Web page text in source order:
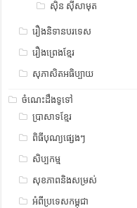
ស៊ិន ស៊ីសាមុត
រឿងនិទានបរទេស
រឿងព្រេងខ្មែរ
សុភាសិតអធិប្បាយ
ចំណេះដឹងទូទៅ
ប្រាសាទខ្មែរ
ពិធីបុណ្យផ្សេងៗ
សិប្បកម្ម
សុខភាពនិងសម្រស់
អំពីប្រទេសកម្ពុជា